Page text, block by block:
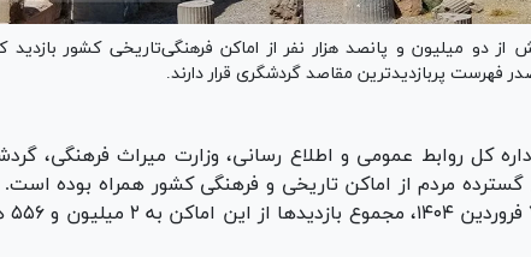
۱۴۰۴ تاکنون، بیش از دو میلیون و پانصد هزار نفر از اماکن فرهنگی‌تاریخی کشور
پربازدیدترین مقاصد گردشگری قرار دارند.
کل روابط عمومی و اطلاع رسانی، وزارت میراث فرهنگی،
۱۴۰۴ با استقبال گسترده مردم از اماکن تاریخی و فرهنگی کشور همراه بوده